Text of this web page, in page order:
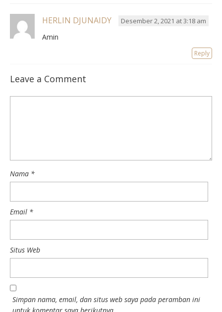
HERLIN DJUNAIDY Desember 2, 2021 at 3:18 am
Amin
Reply
Leave a Comment
Nama *
Email *
Situs Web
Simpan nama, email, dan situs web saya pada peramban ini